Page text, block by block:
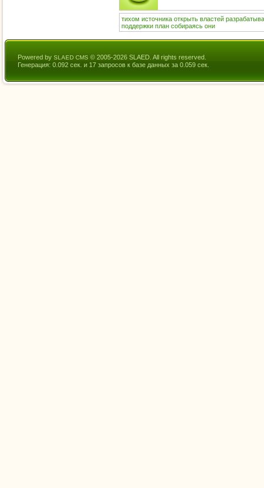
тихом источника открыть властей
поддержки план собираясь они
Powered by SLAED CMS © 2005-2026 SLAED. All rights reserved.
Генерация: 0.092 сек. и 17 запросов к базе данных за 0.059 сек.